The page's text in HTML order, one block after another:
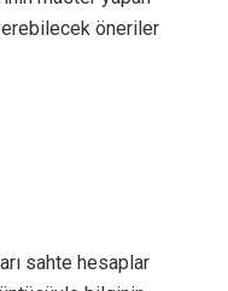
öneriler
sahte hesaplar